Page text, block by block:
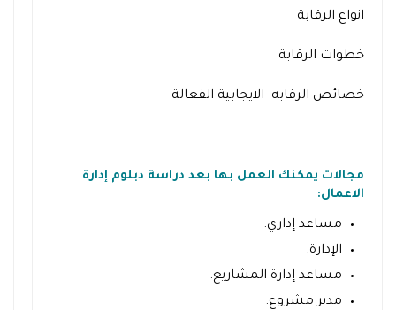
انواع الرقابة
خطوات الرقابة
خصائص الرقابه الايجابية الفعالة
مجالات يمكنك العمل بها بعد دراسة دبلوم إدارة
الاعمال:
مساعد إداري.
الإدارة.
مساعد إدارة المشاريع.
مدير مشروع.